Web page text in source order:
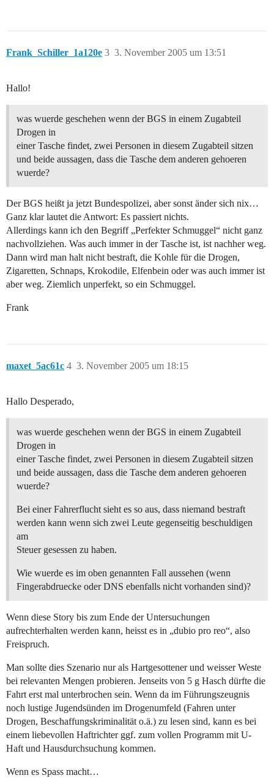
Frank_Schiller_1a120e 3. November 2005 um 13:51
3
Hallo!
was wuerde geschehen wenn der BGS in einem Zugabteil
Drogen in
einer Tasche findet, zwei Personen in diesem Zugabteil sitzen
und beide aussagen, dass die Tasche dem anderen gehoeren
wuerde?
Der BGS heißt ja jetzt Bundespolizei, aber sonst änder sich nix…
Ganz klar lautet die Antwort: Es passiert nichts.
Allerdings kann ich den Begriff „Perfekter Schmuggel“ nicht ganz
nachvollziehen. Was auch immer in der Tasche ist, ist nachher weg.
Dann wird man halt nicht bestraft, die Kohle für die Drogen,
Zigaretten, Schnaps, Krokodile, Elfenbein oder was auch immer ist
aber weg. Ziemlich unperfekt, so ein Schmuggel.
Frank
maxet_5ac61c 3. November 2005 um 18:15
4
Hallo Desperado,
was wuerde geschehen wenn der BGS in einem Zugabteil
Drogen in
einer Tasche findet, zwei Personen in diesem Zugabteil sitzen
und beide aussagen, dass die Tasche dem anderen gehoeren
wuerde?
Bei einer Fahrerflucht sieht es so aus, dass niemand bestraft
werden kann wenn sich zwei Leute gegenseitig beschuldigen
am
Steuer gesessen zu haben.
Wie wuerde es im oben genannten Fall aussehen (wenn
Fingerabdruecke oder DNS ebenfalls nicht vorhanden sind)?
Wenn diese Story bis zum Ende der Untersuchungen
aufrechterhalten werden kann, heisst es in „dubio pro reo“, also
Freispruch.
Man sollte dies Szenario nur als Hartgesottener und weisser Weste
bei relevanten Mengen probieren. Jenseits von 5 g Hasch dürfte die
Fahrt erst mal unterbrochen sein. Wenn da im Führungszeugnis
noch lustige Jugendsünden im Drogenumfeld (Fahren unter
Drogen, Beschaffungskriminalität o.ä.) zu lesen sind, kann es bei
einem liebevollen Haftrichter ggf. zum vollen Programm mit U-
Haft und Hausdurchsuchung kommen.
Wenn es Spass macht…